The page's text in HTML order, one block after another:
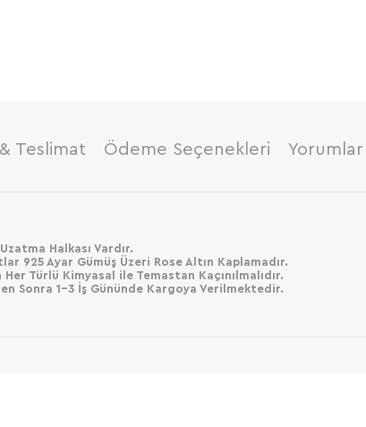
Teslimat Ödeme Seçenekleri Yorumlar
Halkası Vardır.
925 Ayar Gümüş Üzeri Rose Altın Kaplamadır.
Türlü Kimyasal ile Temastan Kaçınılmalıdır.
Sonra 1-3 İş Gününde Kargoya Verilmektedir.